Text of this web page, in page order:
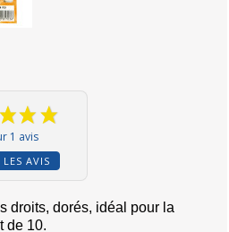
1 avis
AVIS
droits, dorés, idéal pour la
de 10.